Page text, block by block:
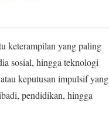
keterampilan yang paling
sosial, hingga teknologi
keputusan impulsif yang
pendidikan, hingga